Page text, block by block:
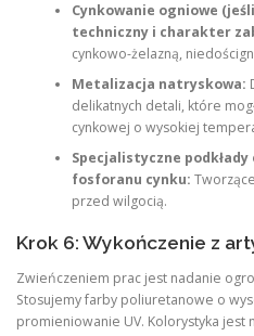
Cynkowanie ogniowe
techniczny i charakter
cynkowo-żelazną,
Metalizacja natryskowa:
delikatnych detali, które
cynkowej o wysokiej
Specjalistyczne
fosforanu cynku:
przed wilgocią.
Krok 6: Wykończenie z
Zwieńczeniem prac jest nadanie
Stosujemy farby poliuretanowe o
promieniowanie UV. Kolorystyka jest